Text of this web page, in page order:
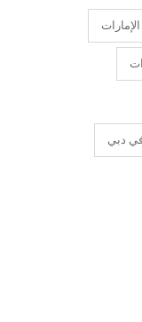
في دبي